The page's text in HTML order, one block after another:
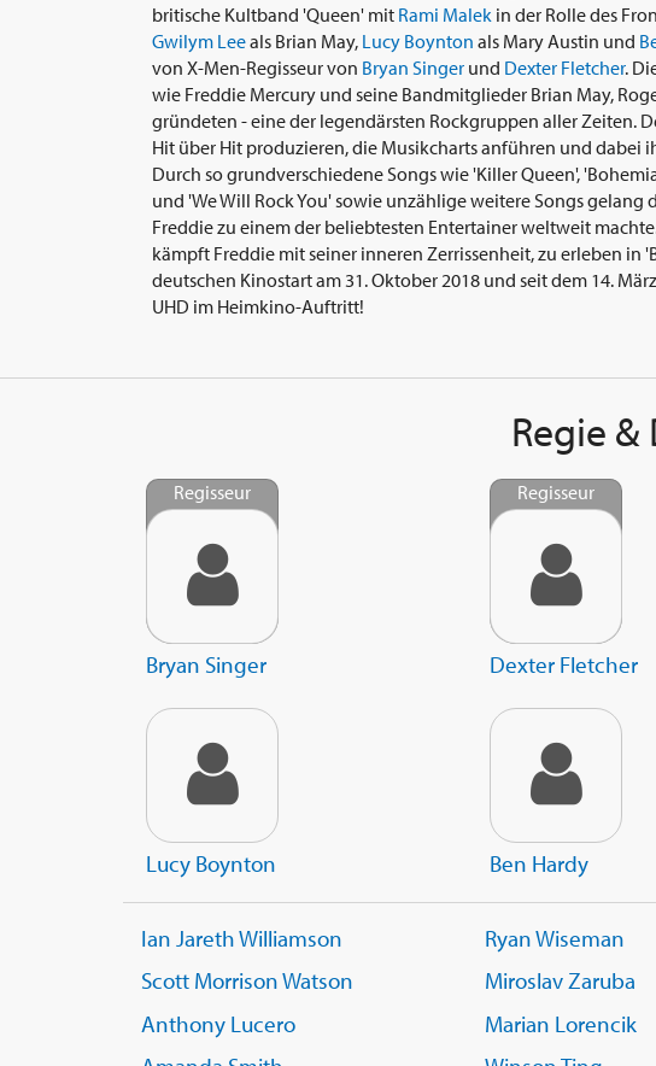
britische Kultband 'Queen' mit Rami Malek in der Rolle des
Gwilym Leeals Brian May, Lucy Boynton als Mary Austin und
von X-Men-Regisseur von Bryan Singer und Dexter Fletcher.
wie Freddie Mercury und seine Bandmitglieder Brian May,
gründeten - eine der legendärsten Rockgruppen aller Zeiten.
Hit über Hit produzieren, die Musikcharts anführen und dabei
Durch so grundverschiedene Songs wie 'Killer Queen',
und 'We Will Rock You' sowie unzählige weitere Songs gelang
Freddie zu einem der beliebtesten Entertainer weltweit
kämpft Freddie mit seiner inneren Zerrissenheit, zu erleben in
deutschen Kinostart am 31. Oktober 2018 und seit dem 14.
UHD im Heimkino-Auftritt!
Regie
Regisseur
Bryan Singer
Regisseur
Dexter Fletcher
Lucy Boynton Ben Hardy
Ian Jareth Williamson Ryan Wiseman
Scott Morrison Watson
Miroslav Zaruba
Anthony Lucero
Marian Lorencik